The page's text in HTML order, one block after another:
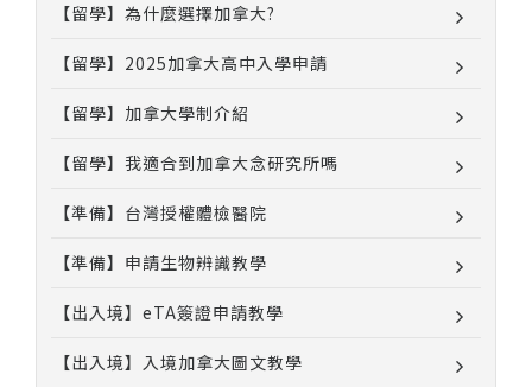
【留學】為什麼選擇加拿大?
【留學】2025加拿大高中入學申請
【留學】加拿大學制介紹
【留學】我適合到加拿大念研究所嗎
【準備】台灣授權體檢醫院
【準備】申請生物辨識教學
【出入境】eTA簽證申請教學
【出入境】入境加拿大圖文教學